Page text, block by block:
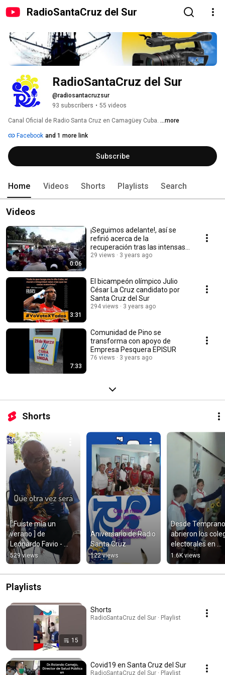
RadioSantaCruz del Sur
RadioSantaCruz del Sur
@radiosantacruzsur
93 subscribers • 55 videos
Canal Oficial de Radio Santa Cruz en Camagüey Cuba. ...more
Facebook and 1 more link
Subscribe
Home Videos Shorts Playlists Search
Videos
0:06
¡Seguimos adelante!, así se
refirió acerca de la
recuperación tras las intensas
lluvias
29 views 3 years ago
3:31
El bicampeón olímpico Julio
César La Cruz candidato por
Santa Cruz del Sur
294 views 3 years ago
7:33
Comunidad de Pino se
transforma con apoyo de
Empresa Pesquera EPISUR
76 views 3 years ago
Shorts
[ Fuiste mía un
verano ] de
Leonardo Favio -
Interpretada por
nuestro locutor:
Jesús Mazorra Illas
529 views
Aniversario de Radio
Santa Cruz
122 views
Desde
abrieron los
electorales en
para la
local
1.6K views
Playlists
15
Shorts
RadioSantaCruz del Sur · Playlist
Covid19 en Santa Cruz del Sur
RadioSantaCruz del Sur · Playlist